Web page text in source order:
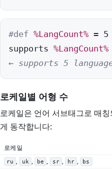
#def %LangCount% = 5
supports %LangCount%
← supports 5
로케일별 어형 수
로케일은 언어 서브태그로 매
게 동작합니다:
로케일
ru , uk , be , sr , hr , bs